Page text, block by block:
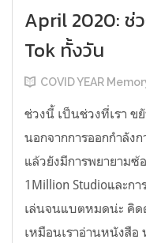
April 2020: ช่
Tok ทั้งวัน
COVID YEAR
ช่วงนี้ เป็นช่วงที่เรา ข
นอกจากการออกกำลัง
แล้วยังมีการพยายาม
1Million Studioและก
เล่นจนแบตหมดน่ะ คิด
เหมือนเราอ่านหนังสือ